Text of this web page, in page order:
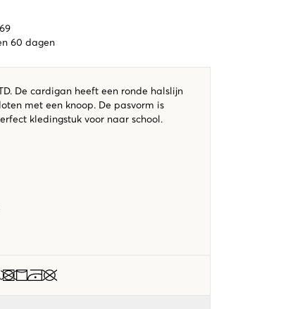
60 dagen
De cardigan heeft een ronde halslijn
met een knoop. De pasvorm is
kledingstuk voor naar school.